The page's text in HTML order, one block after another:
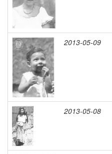
2013-05-09
2013-05-08